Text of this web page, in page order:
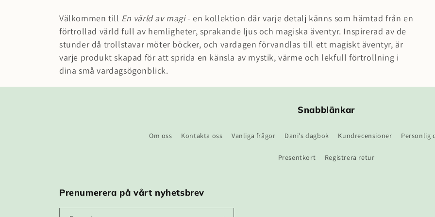
r
o
d
u
e
Välkommen till En värld av magi- en kollektion där varje detalj känns som hämtad från en
förtrollad värld full av hemligheter, sprakande ljus och magiska äventyr. Inspirerad av de
stunder då trollstavar möter böcker, och vardagen förvandlas till ett magiskt äventyr, är
varje produkt skapad för att sprida en känsla av mystik, värme och lekfull förtrollning i
dina små vardagsögonblick.
Snabblänkar
Om oss Kontakta oss Vanliga frågor Dani's dagbok Kundrecensioner Personlig
Presentkort Registrera retur
Prenumerera på vårt nyhetsbrev